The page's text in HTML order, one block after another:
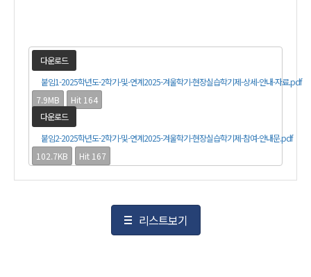
다운로드
붙임1-2025학년도-2학기-및-연계2025-겨울학기-현장실습학기제-상세-안내-자료.pdf
7.9MB
Hit 164
다운로드
붙임2-2025학년도-2학기-및-연계2025-겨울학기-현장실습학기제-참여-안내문.pdf
102.7KB
Hit 167
리스트보기